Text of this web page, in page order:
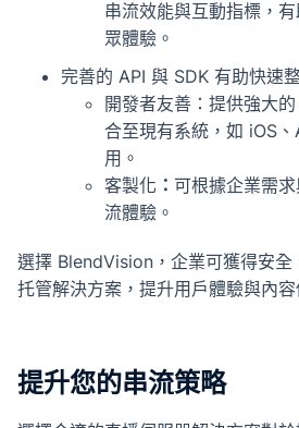
串流效能與互動指標，
眾體驗。
完善的 API 與 SDK 有助快速
開發者友善：提供強大
合至現有系統，如 iOS
用。
客製化 ： 可根據企業需
流體驗。
選擇 BlendVision，企業可獲得安全
托管解決方案，提升用戶體驗與內容
提升您的串流策略